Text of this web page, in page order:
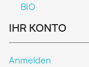
BIO
IHR KONTO
Anmelden